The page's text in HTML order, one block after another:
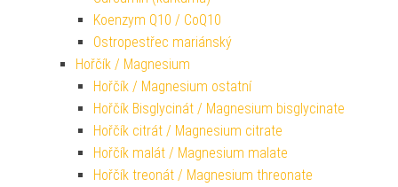
Koenzym Q10 / CoQ10
Ostropestřec mariánský
Hořčík / Magnesium
Hořčík / Magnesium ostatní
Hořčík Bisglycinát / Magnesium bisglycinate
Hořčík citrát / Magnesium citrate
Hořčík malát / Magnesium malate
Hořčík treonát / Magnesium threonate